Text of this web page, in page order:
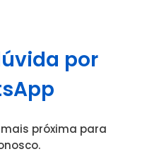
por
próxima para